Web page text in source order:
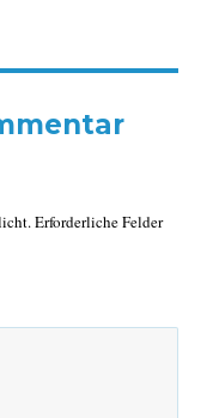
Erforderliche Felder